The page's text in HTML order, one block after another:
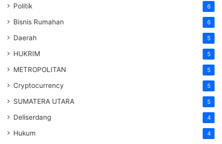
Politik 6
Bisnis Rumahan 6
Daerah 5
HUKRIM 5
METROPOLITAN 5
Cryptocurrency 5
SUMATERA UTARA 5
Deliserdang 4
Hukum 4